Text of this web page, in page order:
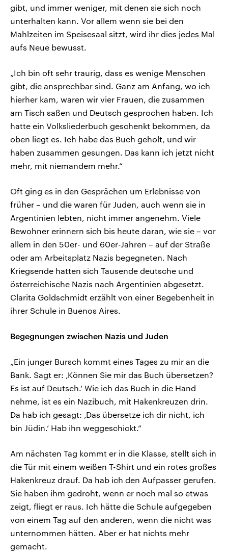
gibt, und immer weniger, mit denen sie sich noch
unterhalten kann. Vor allem wenn sie bei den
Mahlzeiten im Speisesaal sitzt, wird ihr dies jedes Mal
aufs Neue bewusst.
„Ich bin oft sehr traurig, dass es wenige Menschen
gibt, die ansprechbar sind. Ganz am Anfang, wo ich
hierher kam, waren wir vier Frauen, die zusammen
am Tisch saßen und Deutsch gesprochen haben. Ich
hatte ein Volksliederbuch geschenkt bekommen, da
oben liegt es. Ich habe das Buch geholt, und wir
haben zusammen gesungen. Das kann ich jetzt nicht
mehr, mit niemandem mehr.“
Oft ging es in den Gesprächen um Erlebnisse von
früher – und die waren für Juden, auch wenn sie in
Argentinien lebten, nicht immer angenehm. Viele
Bewohner erinnern sich bis heute daran, wie sie – vor
allem in den 50er- und 60er-Jahren – auf der Straße
oder am Arbeitsplatz Nazis begegneten. Nach
Kriegsende hatten sich Tausende deutsche und
österreichische Nazis nach Argentinien abgesetzt.
Clarita Goldschmidt erzählt von einer Begebenheit in
ihrer Schule in Buenos Aires.
Begegnungen zwischen Nazis und Juden
„Ein junger Bursch kommt eines Tages zu mir an die
Bank. Sagt er: ‚Können Sie mir das Buch übersetzen?
Es ist auf Deutsch.‘ Wie ich das Buch in die Hand
nehme, ist es ein Nazibuch, mit Hakenkreuzen drin.
Da hab ich gesagt: ‚Das übersetze ich dir nicht, ich
bin Jüdin.‘ Hab ihn weggeschickt.“
Am nächsten Tag kommt er in die Klasse, stellt sich in
die Tür mit einem weißen T-Shirt und ein rotes großes
Hakenkreuz drauf. Da hab ich den Aufpasser gerufen.
Sie haben ihm gedroht, wenn er noch mal so etwas
zeigt, fliegt er raus. Ich hätte die Schule aufgegeben
von einem Tag auf den anderen, wenn die nicht was
unternommen hätten. Aber er hat nichts mehr
gemacht.